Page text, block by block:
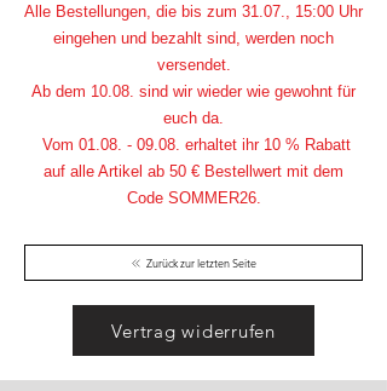
Zurück zur letzten Seite
Alle Bestellungen, die bis zum 31.07., 15:00 Uhr
eingehen und bezahlt sind, werden noch
versendet.
Ab dem 10.08. sind wir wieder wie gewohnt für
euch da.
Vom 01.08. - 09.08. erhaltet ihr 10 % Rabatt
auf alle Artikel ab 50 € Bestellwert mit dem
Code SOMMER26.
Vertrag widerrufen